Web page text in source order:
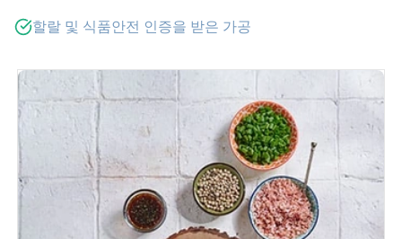
할랄 및 식품안전 인증을 받은 가공